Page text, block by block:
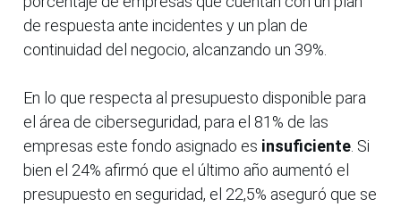
de respuesta ante incidentes y un plan de
continuidad del negocio, alcanzando un 39%.
En lo que respecta al presupuesto disponible para
el área de ciberseguridad, para el 81% de las
empresas este fondo asignado es insuficiente . Si
bien el 24% afirmó que el último año aumentó el
presupuesto en seguridad, el 22,5% aseguró que se